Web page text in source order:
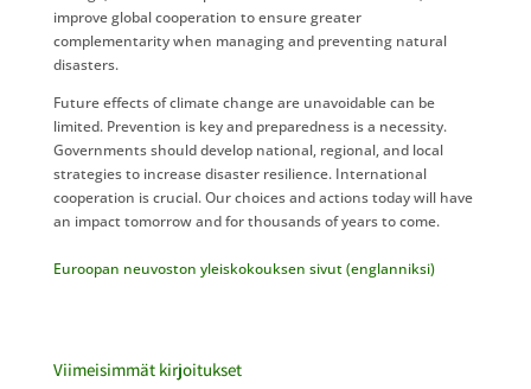
improve global cooperation to ensure greater
complementarity when managing and preventing natural
disasters.
Future effects of climate change are unavoidable can be
limited. Prevention is key and preparedness is a necessity.
Governments should develop national, regional, and local
strategies to increase disaster resilience. International
cooperation is crucial. Our choices and actions today will have
an impact tomorrow and for thousands of years to come.
Euroopan neuvoston yleiskokouksen sivut (englanniksi)
Viimeisimmät kirjoitukset